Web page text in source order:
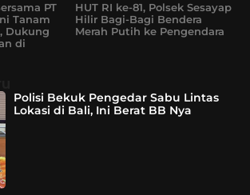
PT
Tanam
Dukung
di
HUT RI ke-81, Polsek Sesayap
Hilir Bagi-Bagi Bendera
Merah Putih ke Pengendara
Polisi Bekuk Pengedar Sabu Lintas
Lokasi di Bali, Ini Berat BB Nya